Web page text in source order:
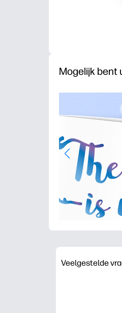
Mogelijk bent
Veelgestelde